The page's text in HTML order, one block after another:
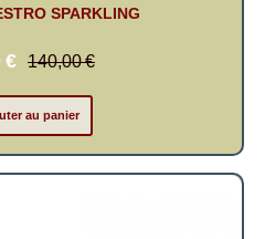
SPARKLING
€ 140,00€
au panier